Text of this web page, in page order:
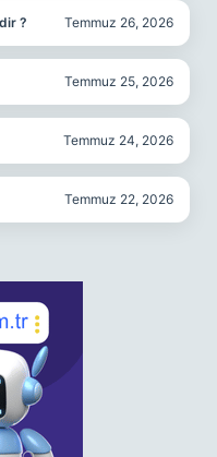
? Temmuz 26, 2026
Temmuz 25, 2026
Temmuz 24, 2026
Temmuz 22, 2026